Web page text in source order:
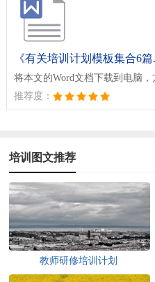
《有关培训计划模板集合6篇
将本文的Word文档下载到电脑
推荐度：
培训图文推荐
教师研修培训计划